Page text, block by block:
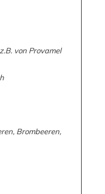
von Provamel
Brombeeren,